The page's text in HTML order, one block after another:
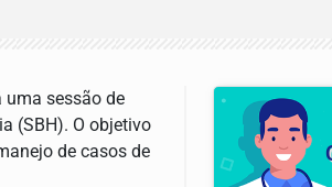
uma sessão de
(SBH). O objetivo
de casos de